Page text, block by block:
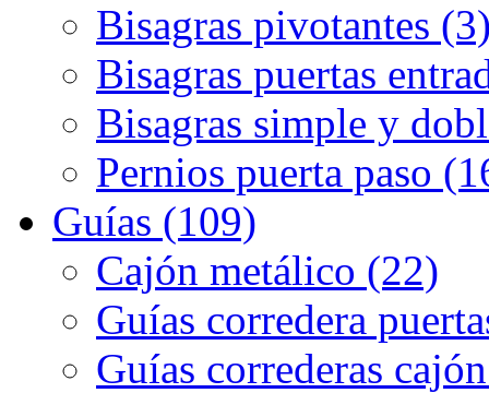
Bisagras pivotantes
Bisagras puertas
Bisagras simple y
Pernios puerta paso
Guías (109)
Cajón metálico (22)
Guías corredera
Guías correderas